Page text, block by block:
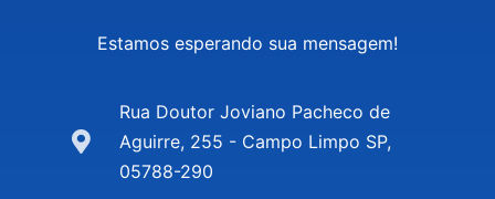
Estamos esperando sua mensagem!
Rua Doutor Joviano Pacheco de
Aguirre, 255 - Campo Limpo SP,
05788-290